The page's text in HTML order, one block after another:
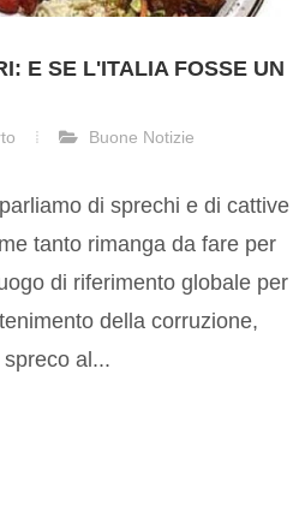
E SE L'ITALIA FOSSE UN
Buone Notizie
di sprechi e di cattive
tanto rimanga da fare per
di riferimento globale per
della corruzione,
al...